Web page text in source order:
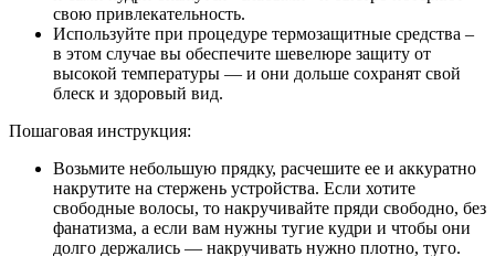
свою привлекательность.
Используйте при процедуре термозащитные средства –
в этом случае вы обеспечите шевелюре защиту от
высокой температуры — и они дольше сохранят свой
блеск и здоровый вид.
Пошаговая инструкция:
Возьмите небольшую прядку, расчешите ее и аккуратно
накрутите на стержень устройства. Если хотите
свободные волосы, то накручивайте пряди свободно, без
фанатизма, а если вам нужны тугие кудри и чтобы они
долго держались — накручивать нужно плотно, туго.